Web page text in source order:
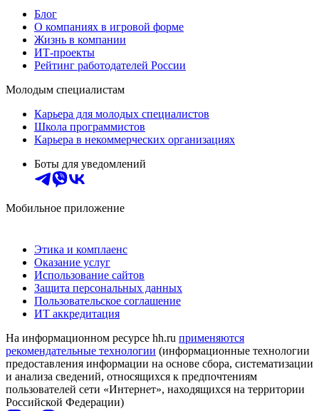
Блог
О компаниях в игровой форме
Жизнь в компании
ИТ-проекты
Рейтинг работодателей России
Молодым специалистам
Карьера для молодых специалистов
Школа программистов
Карьера в некоммерческих организациях
Боты для уведомлений
Мобильное приложение
Этика и комплаенс
Оказание услуг
Использование сайтов
Защита персональных данных
Пользовательское соглашение
ИТ аккредитация
На информационном ресурсе hh.ru применяются
рекомендательные технологии (информационные технологии
предоставления информации на основе сбора, систематизации
и анализа сведений, относящихся к предпочтениям
пользователей сети «Интернет», находящихся на территории
Российской Федерации)